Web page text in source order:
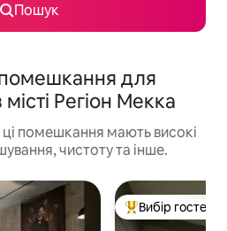
Пошук
для
Регіон Мекка
помешкання мають високі
чистоту та інше.
Топ вибір гостей
Вибір гостей